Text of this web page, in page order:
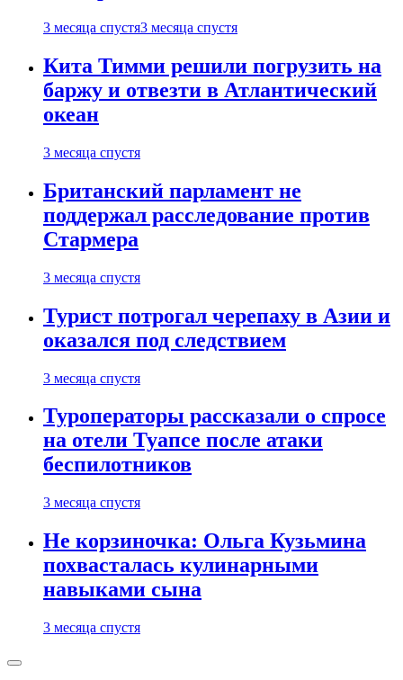
3 месяца спустя3 месяца спустя
Кита Тимми решили погрузить на
баржу и отвезти в Атлантический
океан
3 месяца спустя
Британский парламент не
поддержал расследование против
Стармера
3 месяца спустя
Турист потрогал черепаху в Азии и
оказался под следствием
3 месяца спустя
Туроператоры рассказали о спросе
на отели Туапсе после атаки
беспилотников
3 месяца спустя
Не корзиночка: Ольга Кузьмина
похвасталась кулинарными
навыками сына
3 месяца спустя